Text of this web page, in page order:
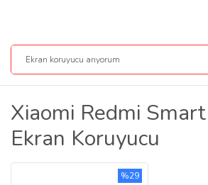
Xiaomi Redmi
Ekran Koruyucu
%29